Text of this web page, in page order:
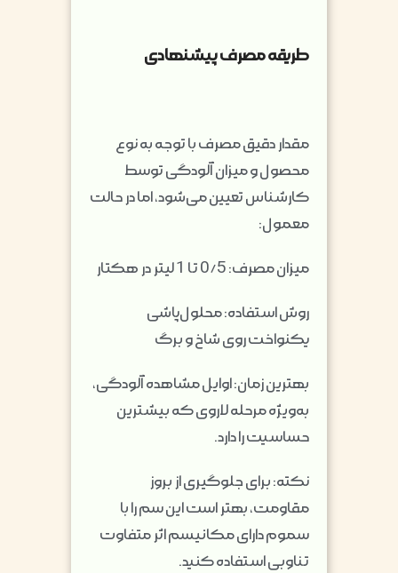
طریقه مصرف پیشنهادی
مقدار دقیق مصرف با توجه به نوع
محصول و میزان آلودگی توسط
کارشناس تعیین می‌شود، اما در حالت
معمول:
میزان مصرف: 0/5 تا 1 لیتر در هکتار
روش استفاده: محلول‌پاشی
یکنواخت روی شاخ و برگ
بهترین زمان: اوایل مشاهده آلودگی،
به‌ویژه مرحله لاروی که بیشترین
حساسیت را دارد.
نکته: برای جلوگیری از بروز
مقاومت، بهتر است این سم را با
سموم دارای مکانیسم اثر متفاوت
تناوبی استفاده کنید.